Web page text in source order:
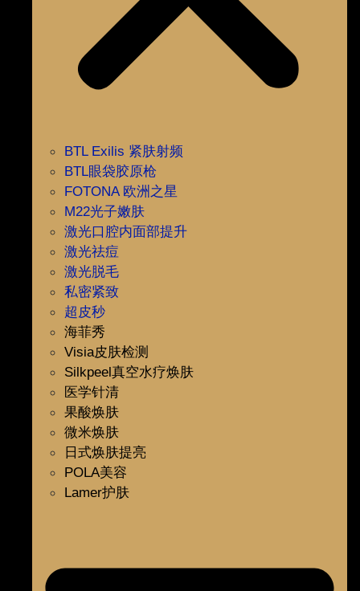
BTL Exilis 紧肤射频
BTL眼袋胶原枪
FOTONA 欧洲之星
M22光子嫩肤
激光口腔内面部提升
激光祛痘
激光脱毛
私密紧致
超皮秒
海菲秀
Visia皮肤检测
Silkpeel真空水疗焕肤
医学针清
果酸焕肤
微米焕肤
日式焕肤提亮
POLA美容
Lamer护肤